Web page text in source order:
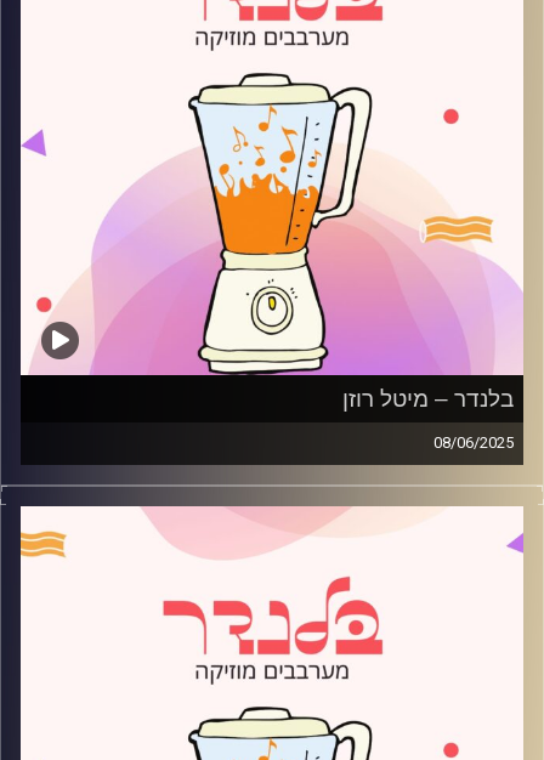
בלנדר – מיטל רוזן
08/06/2025
מוזיקה רגועה לפתוח איתה את הבוקר בהגשת מיטל רוזן
קרדיט תמונות:
AudioVersity